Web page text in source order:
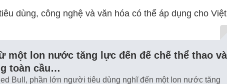
dùng, công nghệ và văn hóa có thể áp dụng cho Việt
một lon nước tăng lực đến đế chế thể thao và
toàn cầu…
Bull, phần lớn người tiêu dùng nghĩ đến một lon nước tăng